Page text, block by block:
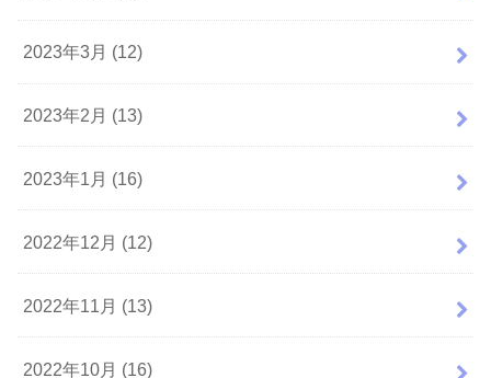
2023年3月 (12)
2023年2月 (13)
2023年1月 (16)
2022年12月 (12)
2022年11月 (13)
2022年10月 (16)